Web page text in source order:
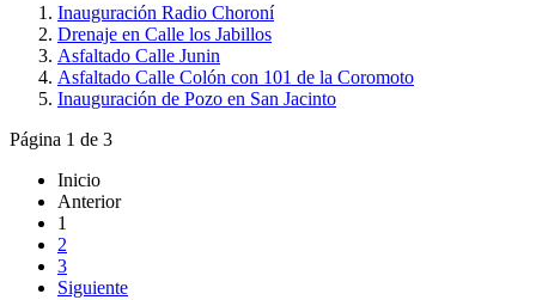
Inauguración Radio Choroní
Drenaje en Calle los Jabillos
Asfaltado Calle Junin
Asfaltado Calle Colón con 101 de la Coromoto
Inauguración de Pozo en San Jacinto
Página 1 de 3
Inicio
Anterior
1
2
3
Siguiente